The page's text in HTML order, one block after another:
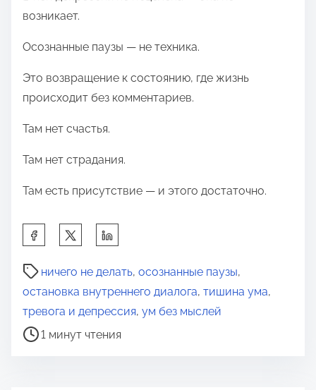
возникает.
Осознанные паузы — не техника.
Это возвращение к состоянию, где жизнь
происходит без комментариев.
Там нет счастья.
Там нет страдания.
Там есть присутствие — и этого достаточно.
д
е
л
и
ничего не делать, осознанные паузы,
остановка внутреннего диалога, тишина ума,
тревога и депрессия, ум без мыслей
В
р
е
м
1 минут чтения